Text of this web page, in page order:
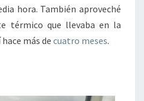
hora. También aproveché
térmico que llevaba en la
más de cuatro meses.